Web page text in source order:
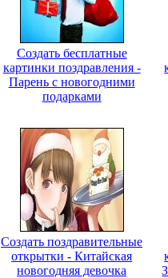
Создать бесплатные
картинки поздравления -
Парень с новогодними
подарками
Создать поздравительные
открытки - Китайская
новогодняя девочка